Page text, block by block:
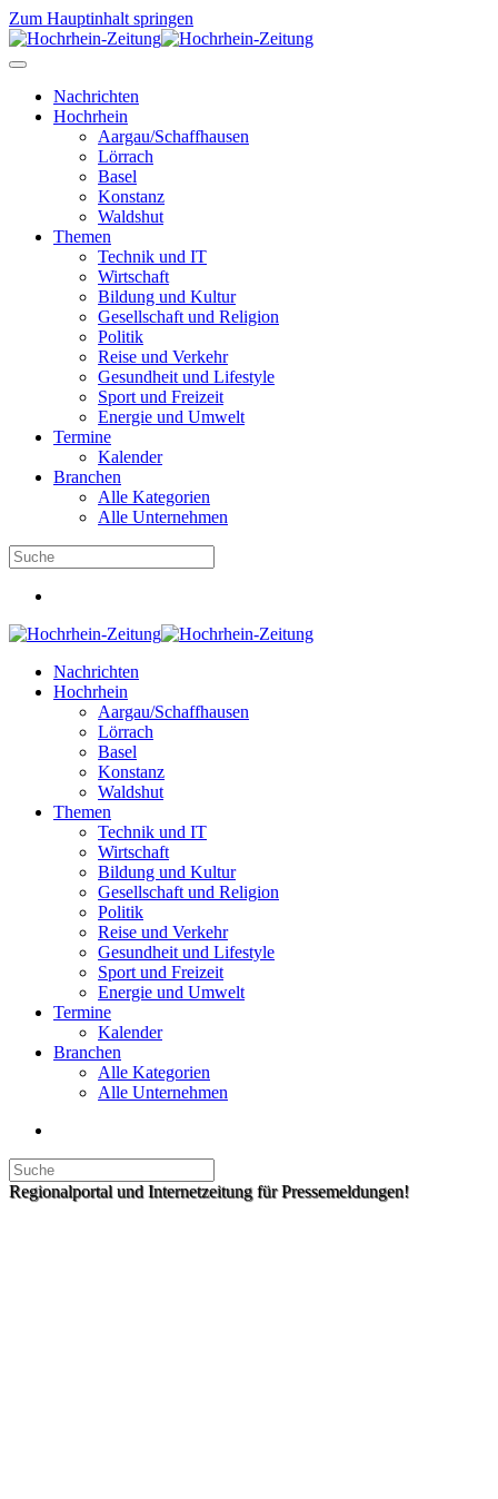
Zum Hauptinhalt springen
Nachrichten
Hochrhein
Aargau/Schaffhausen
Lörrach
Basel
Konstanz
Waldshut
Themen
Technik und IT
Wirtschaft
Bildung und Kultur
Gesellschaft und Religion
Politik
Reise und Verkehr
Gesundheit und Lifestyle
Sport und Freizeit
Energie und Umwelt
Termine
Kalender
Branchen
Alle Kategorien
Alle Unternehmen
Nachrichten
Hochrhein
Aargau/Schaffhausen
Lörrach
Basel
Konstanz
Waldshut
Themen
Technik und IT
Wirtschaft
Bildung und Kultur
Gesellschaft und Religion
Politik
Reise und Verkehr
Gesundheit und Lifestyle
Sport und Freizeit
Energie und Umwelt
Termine
Kalender
Branchen
Alle Kategorien
Alle Unternehmen
Regionalportal und Internetzeitung für Pressemeldungen!